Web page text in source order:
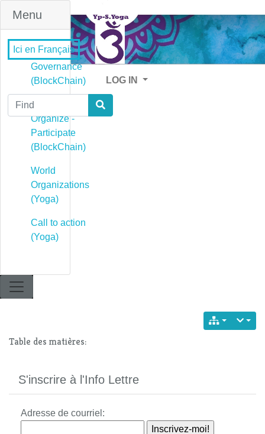
Menu
Governance
(BlockChain)
Governance -
Organize -
Participate
(BlockChain)
World
Organizations
(Yoga)
Call to action
(Yoga)
Ici en Français
LOG IN
Find
Table des matières:
S'inscrire à l'Info Lettre
Adresse de courriel: